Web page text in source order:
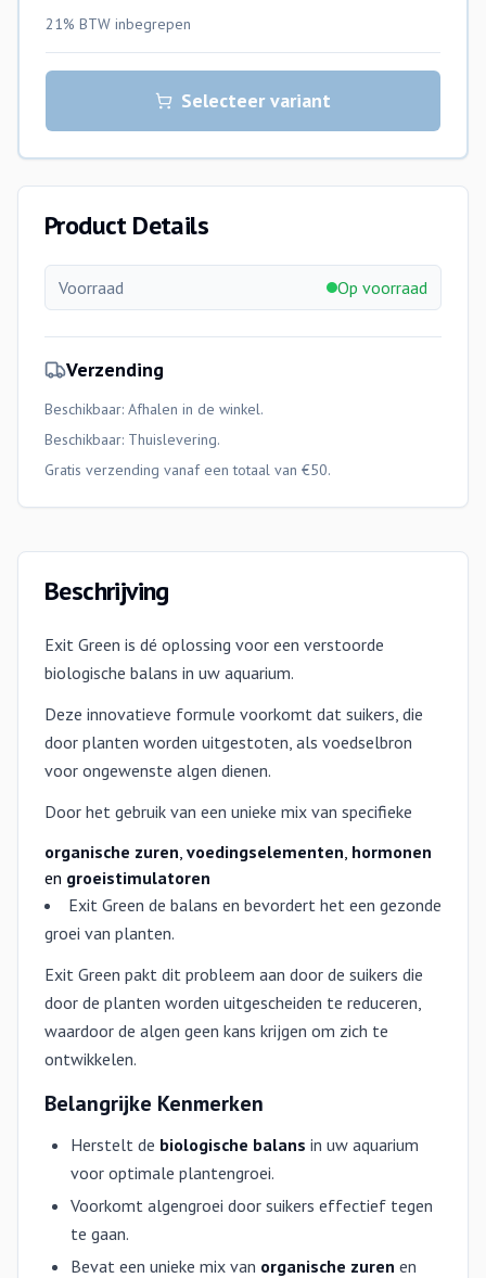
21% BTW inbegrepen
Selecteer variant
Product Details
Voorraad Op voorraad
Verzending
Beschikbaar: Afhalen in de winkel.
Beschikbaar: Thuislevering.
Gratis verzending vanaf een totaal van €50.
Beschrijving
Exit Green is dé oplossing voor een verstoorde
biologische balans in uw aquarium.
Deze innovatieve formule voorkomt dat suikers, die
door planten worden uitgestoten, als voedselbron
voor ongewenste algen dienen.
Door het gebruik van een unieke mix van specifieke
organische zuren, voedingselementen, hormonen
en groeistimulatoren
Exit Green de balans en bevordert het een gezonde
groei van planten.
Exit Green pakt dit probleem aan door de suikers die
door de planten worden uitgescheiden te reduceren,
waardoor de algen geen kans krijgen om zich te
ontwikkelen.
Belangrijke Kenmerken
Herstelt de biologische balans in uw aquarium
voor optimale plantengroei.
Voorkomt algengroei door suikers effectief tegen
te gaan.
Bevat een unieke mix van organische zuren en